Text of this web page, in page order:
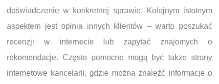
doświadczenie w konkretnej sprawie. Kolejnym istotnym
aspektem jest opinia innych klientów – warto poszukać
recenzji w internecie lub zapytać znajomych o
rekomendacje. Często pomocne mogą być także strony
internetowe kancelarii, gdzie można znaleźć informacje o